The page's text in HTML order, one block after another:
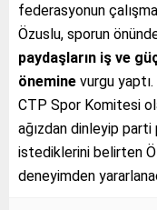
federasyonun
Özuslu, sporun
paydaşların iş ve
önemine vurgu yaptı.
CTP Spor Komitesi
ağızdan dinleyip parti
istediklerini belirten
deneyimden